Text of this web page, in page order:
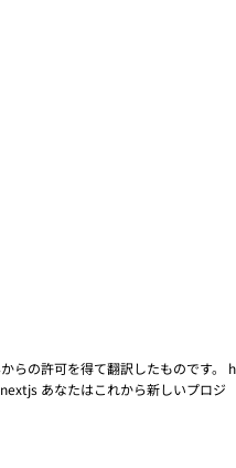
らの許可を得て翻訳したものです。 h
あなたはこれから新しいプロジ